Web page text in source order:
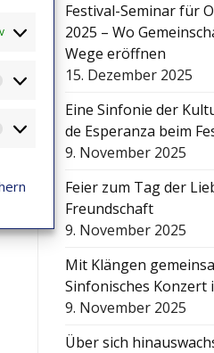
Statistiken
Marketing
Festival-Seminar für
2025 – Wo
Wege eröffnen
15. Dezember 2025
Eine Sinfonie der
de Esperanza beim
9. November 2025
Feier zum Tag der
Freundschaft
9. November 2025
Mit Klängen
Sinfonisches Konzert
9. November 2025
Über sich